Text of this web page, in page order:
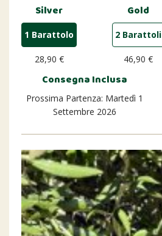
Silver
1 Barattolo
28,90 €
Gold
2 Barattoli
46,90 €
Consegna Inclusa
Prossima Partenza: Martedì 1
Settembre 2026